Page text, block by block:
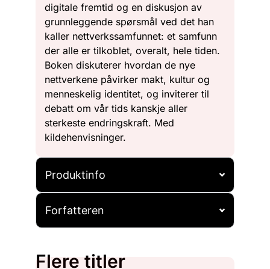
digitale fremtid og en diskusjon av
grunnleggende spørsmål ved det han
kaller nettverkssamfunnet: et samfunn
der alle er tilkoblet, overalt, hele tiden.
Boken diskuterer hvordan de nye
nettverkene påvirker makt, kultur og
menneskelig identitet, og inviterer til
debatt om vår tids kanskje aller
sterkeste endringskraft. Med
kildehenvisninger.
Produktinfo
Forfatteren
Flere titler